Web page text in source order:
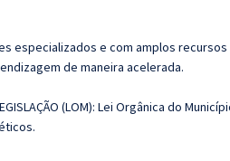
especializados e com amplos
de maneira acelerada.
(LOM): Lei Orgânica do